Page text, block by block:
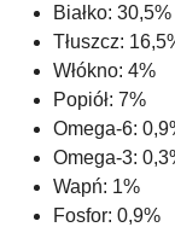
Białko: 30,5%
Tłuszcz:
Włókno: 4%
Popiół: 7%
Omega-6:
Omega-3:
Wapń: 1%
Fosfor: 0,9%